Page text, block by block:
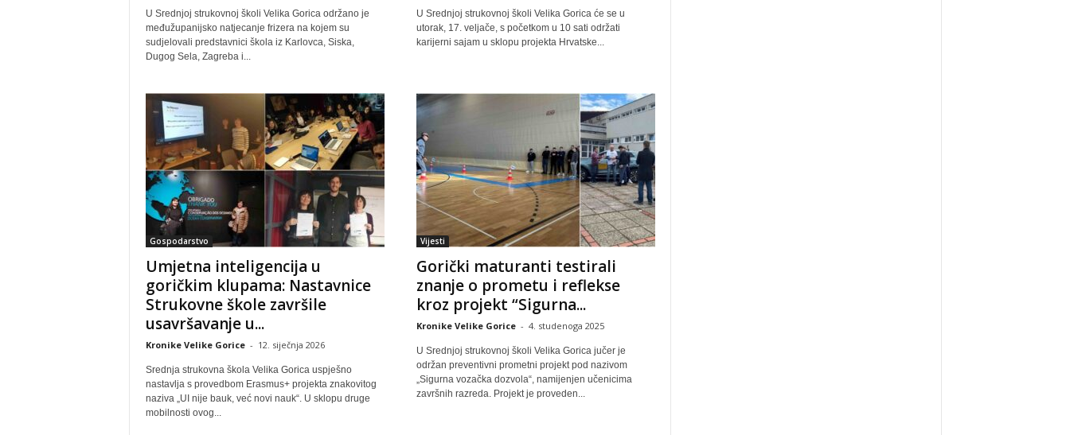
U Srednjoj strukovnoj školi Velika Gorica održano je
međužupanijsko natjecanje frizera na kojem su
sudjelovali predstavnici škola iz Karlovca, Siska,
Dugog Sela, Zagreba i...
U Srednjoj strukovnoj školi Velika Gorica će se u
utorak, 17. veljače, s početkom u 10 sati održati
karijerni sajam u sklopu projekta Hrvatske...
Gospodarstvo
Umjetna inteligencija u
goričkim klupama: Nastavnice
Strukovne škole završile
usavršavanje u...
Kronike Velike Gorice - 12. siječnja 2026
Srednja strukovna škola Velika Gorica uspješno
nastavlja s provedbom Erasmus+ projekta znakovitog
naziva „UI nije bauk, već novi nauk“. U sklopu druge
mobilnosti ovog...
Vijesti
Gorički maturanti testirali
znanje o prometu i reflekse
kroz projekt “Sigurna...
Kronike Velike Gorice - 4. studenoga 2025
U Srednjoj strukovnoj školi Velika Gorica jučer je
održan preventivni prometni projekt pod nazivom
„Sigurna vozačka dozvola“, namijenjen učenicima
završnih razreda. Projekt je proveden...